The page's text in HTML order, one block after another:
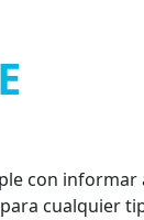
con
cualquier